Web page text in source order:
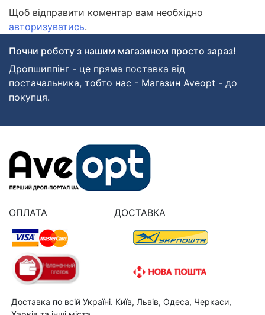
Щоб відправити коментар вам необхідно
авторизуватись.
Почни роботу з нашим магазином просто зараз!
Дропшиппінг - це пряма поставка від
постачальника, тобто нас - Магазин Aveopt - до
покупця.
ОПЛАТА ДОСТАВКА
Доставка по всій Україні. Київ, Львів, Одеса, Черкаси,